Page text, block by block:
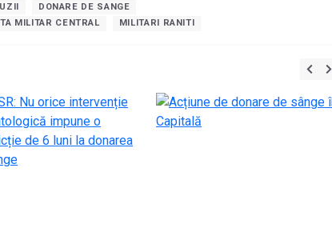
DONARE DE SANGE
MILITAR CENTRAL
MILITARI RANITI